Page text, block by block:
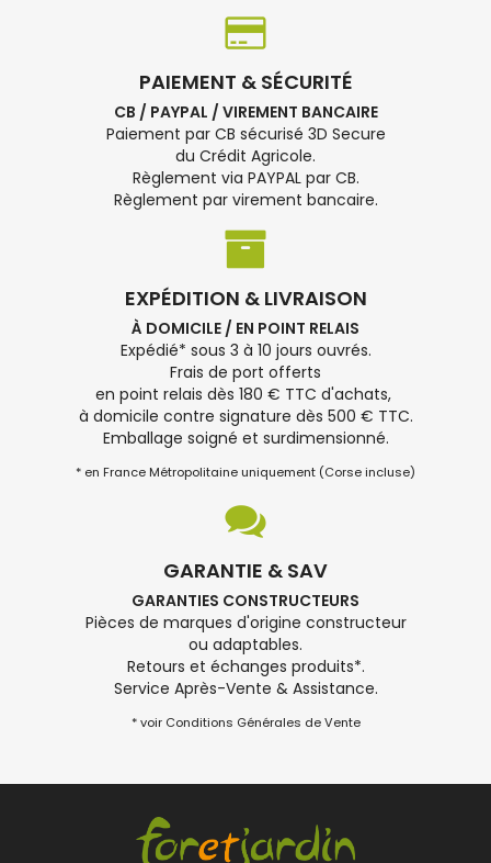
PAIEMENT & SÉCURITÉ
CB / PAYPAL / VIREMENT BANCAIRE
Paiement par CB sécurisé 3D Secure
du Crédit Agricole.
Règlement via PAYPAL par CB.
Règlement par virement bancaire.
EXPÉDITION & LIVRAISON
À DOMICILE / EN POINT RELAIS
Expédié* sous 3 à 10 jours ouvrés.
Frais de port offerts
en point relais dès 180 € TTC d'achats,
à domicile contre signature dès 500 € TTC.
Emballage soigné et surdimensionné.
* en France Métropolitaine uniquement (Corse incluse)
GARANTIE & SAV
GARANTIES CONSTRUCTEURS
Pièces de marques d'origine constructeur
ou adaptables.
Retours et échanges produits*.
Service Après-Vente & Assistance.
* voir Conditions Générales de Vente